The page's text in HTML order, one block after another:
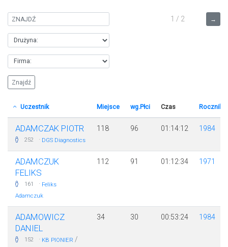
→
1 / 2
Uczestnik Miejsce wg.Płci Czas Rocznik
ADAMCZAK PIOTR
252 · DGS Diagnostics
118 96 01:14:12 1984
ADAMCZUK
FELIKS
161 · Feliks
Adamczuk
112 91 01:12:34 1971
ADAMOWICZ
DANIEL
152 · KB PIONIER /
34 30 00:53:24 1984